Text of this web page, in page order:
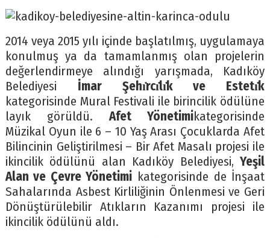
2014 veya 2015 yılı içinde başlatılmış, uygulamaya
konulmuş ya da tamamlanmış olan projelerin
değerlendirmeye alındığı yarışmada, Kadıköy
Belediyesi İmar Şehı̇rcı̇lı̇k ve Estetı̇k
kategorisinde Mural Festivali ile birincilik ödülüne
layık görüldü.Afet Yönetimikategorisinde
Müzikal Oyun ile 6 – 10 Yaş Arası Çocuklarda Afet
Bilincinin Geliştirilmesi – Bir Afet Masalı projesi ile
ikincilik ödülünü alan Kadıköy Belediyesi,Yeşil
Alan ve Çevre Yönetimi kategorisinde de İnşaat
Sahalarında Asbest Kirliliğinin Önlenmesi ve Geri
Dönüştürülebilir Atıkların Kazanımı projesi ile
ikincilik ödülünü aldı.